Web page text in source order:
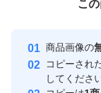
安心取引出品者
取引実績
こ
商品画像の
コピーされ
してくださ
この商品をみて